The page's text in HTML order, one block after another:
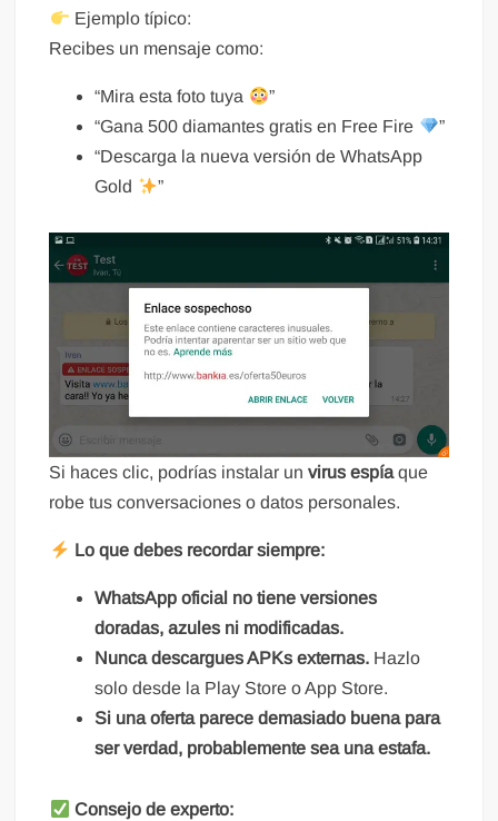
Ejemplo típico:
Recibes un mensaje como:
“Mira esta foto tuya
”
“Gana 500 diamantes gratis en Free Fire
”
“Descarga la nueva versión de WhatsApp
Gold
”
Si haces clic, podrías instalar unvirus espíaque
robe tus conversaciones o datos personales.
Lo que debes recordar siempre:
WhatsApp oficial no tiene versiones
doradas, azules ni modificadas.
Nunca descargues APKs externas. Hazlo
solo desde la Play Store o App Store.
Si una oferta parece demasiado buena para
ser verdad, probablemente sea una estafa.
Consejo de experto: